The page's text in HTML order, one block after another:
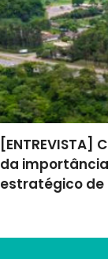
[ENTREVISTA]
da importância
estratégico de